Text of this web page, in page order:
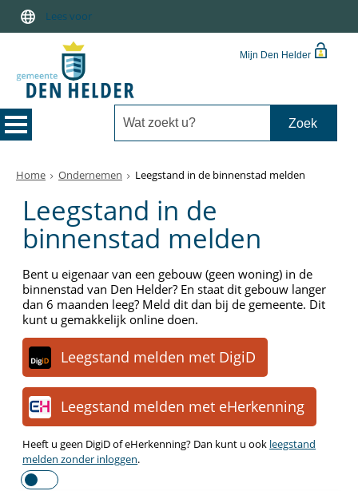
Lees voor
Mijn Den Helder
Home Ondernemen Leegstand in de binnenstad melden
Leegstand in de
binnenstad melden
Bent u eigenaar van een gebouw (geen woning) in de
binnenstad van Den Helder? En staat dit gebouw langer
dan 6 maanden leeg? Meld dit dan bij de gemeente. Dit
kunt u gemakkelijk online doen.
Leegstand melden met DigiD
Leegstand melden met eHerkenning
Heeft u geen DigiD of eHerkenning? Dan kunt u ook leegstand
melden zonder inloggen.